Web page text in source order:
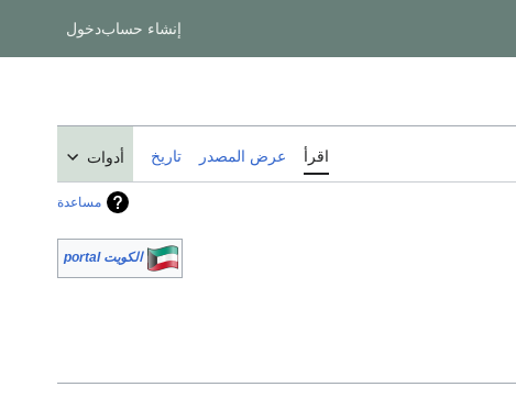
إنشاء حسابدخول
اقرأ عرض المصدر تاريخ أدوات
مساعدة
الكويت portal